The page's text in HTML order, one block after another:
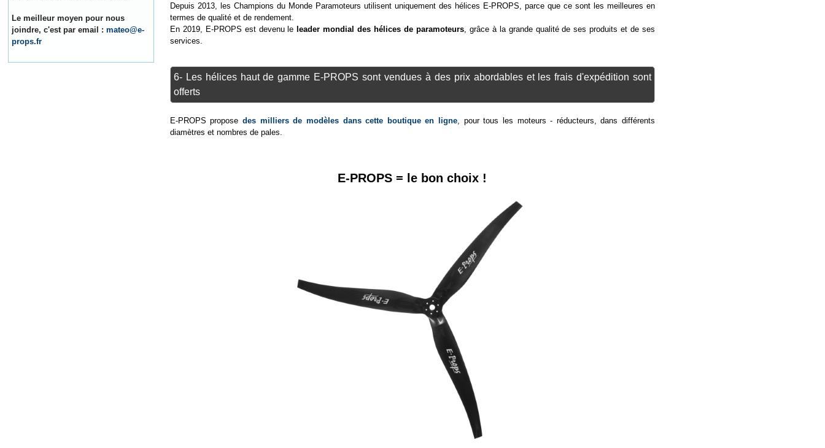
Le meilleur moyen pour nous
joindre, c'est par email :mateo@e-
props.fr
Depuis 2013, les Champions du Monde Paramoteurs utilisent uniquement des hélices E-PROPS, parce que ce sont les meilleures en
termes de qualité et de rendement.
En 2019, E-PROPS est devenu leleader mondial des hélices de paramoteurs, grâce à la grande qualité de ses produits et de ses
services.
6- Les hélices haut de gamme E-PROPS sont vendues à des prix abordables et les frais d'expédition sont
offerts
E-PROPS proposedes milliers de modèles dans cette boutique en ligne , pour tous les moteurs - réducteurs, dans différents
diamètres et nombres de pales.
E-PROPS = le bon choix !